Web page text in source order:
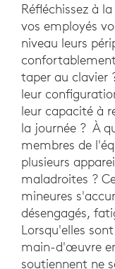
Réfléchissez à
vos employés
niveau leurs
taper au clavier
leur
leur capacité à
la journée ? À
membres de
plusieurs
maladroites ?
mineures
désengagés,
Lorsqu'elles
main-d'œuvre
soutiennent ne